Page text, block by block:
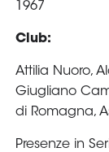
delle